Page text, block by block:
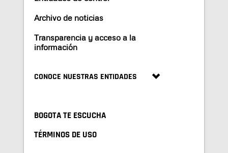
Archivo de noticias
Transparencia y acceso a la
información
CONOCE NUESTRAS ENTIDADES
BOGOTA TE ESCUCHA
TÉRMINOS DE USO